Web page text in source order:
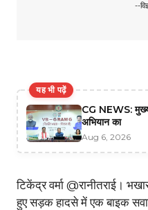
--
यह भी पढ़ें
CG NEWS:
अभियान का
Aug 6, 2026
टिकेंद्र वर्मा @रानीतराई।
हुए सड़क हादसे में एक बाइक